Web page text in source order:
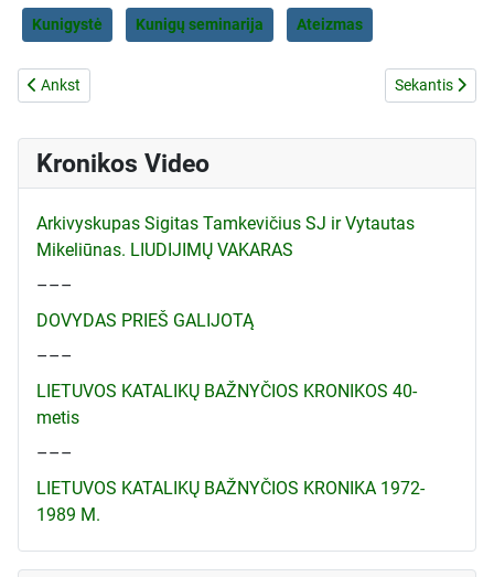
Kunigystė Kunigų seminarija Ateizmas
Ankstesnis straipsnis: KATALIKIŠKA LIETUVA DĖKOJA ŠV. TĖVUI
Ankst Kitas
Sekantis
Kronikos Video
Arkivyskupas Sigitas Tamkevičius SJ ir Vytautas
Mikeliūnas. LIUDIJIMŲ VAKARAS
–––
DOVYDAS PRIEŠ GALIJOTĄ
–––
LIETUVOS KATALIKŲ BAŽNYČIOS KRONIKOS 40-
metis
–––
LIETUVOS KATALIKŲ BAŽNYČIOS KRONIKA 1972-
1989 M.